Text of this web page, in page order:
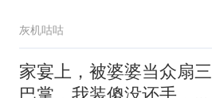
灰机咕咕
家宴上，被婆婆当众扇三